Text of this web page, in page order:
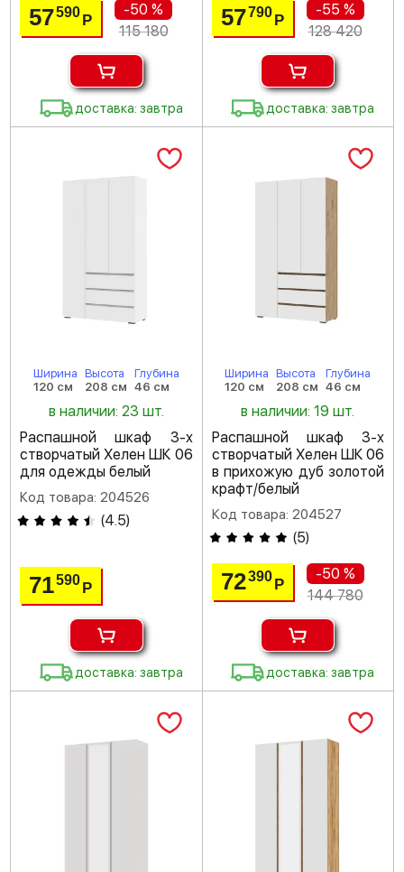
57590Р
-50 %
115 180
доставка: завтра
57790 Р
-55 %
128 420
доставка: завтра
Ширина
120 см
Высота
208 см
Глубина
46 см
в наличии: 23 шт.
Распашной шкаф 3-х
створчатый Хелен ШК 06
для одежды белый
Код товара: 204526
(4.5)
71590Р
доставка: завтра
Ширина
120 см
Высота
208 см
Глубина
46 см
в наличии: 19 шт.
Распашной шкаф 3-х
створчатый Хелен ШК 06
в прихожую дуб золотой
крафт/белый
Код товара: 204527
(5)
72390 Р
-50 %
144 780
доставка: завтра